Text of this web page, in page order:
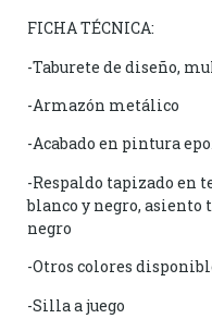
FICHA TÉCNICA:
-Taburete de diseño,
-Armazón metálico
-Acabado en pintura
-Respaldo tapizado en
blanco y negro, asiento
negro
-Otros colores
-Silla a juego